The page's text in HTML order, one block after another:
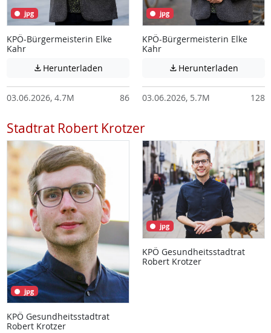
jpg
KPÖ-Bürgermeisterin Elke
Kahr
 Herunterladen Achtung: Diese Datei enthält unter
03.06.2026, 4.7M 86
jpg
KPÖ-Bürgermeisterin Elke
Kahr
 Herunterladen
03.06.2026, 5.7M 128
Stadtrat Robert Krotzer
jpg
KPÖ Gesundheitsstadtrat
Robert Krotzer
jpg
KPÖ Gesundheitsstadtrat
Robert Krotzer